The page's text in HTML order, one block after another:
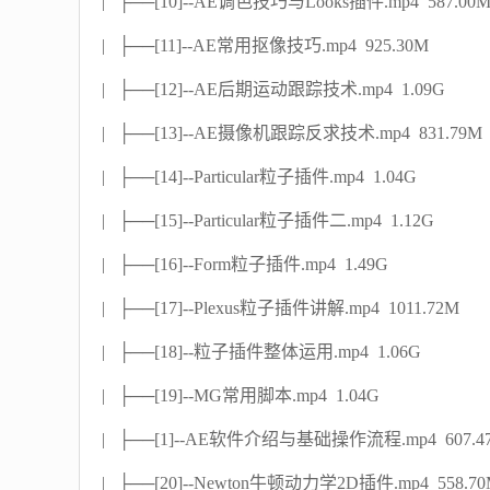
| ├──[11]--AE常用抠像技巧.mp4 925.30M
| ├──[12]--AE后期运动跟踪技术.mp4 1.09G
| ├──[13]--AE摄像机跟踪反求技术.mp4 831.79M
| ├──[14]--Particular粒子插件.mp4 1.04G
| ├──[15]--Particular粒子插件二.mp4 1.12G
| ├──[16]--Form粒子插件.mp4 1.49G
| ├──[17]--Plexus粒子插件讲解.mp4 1011.72M
| ├──[18]--粒子插件整体运用.mp4 1.06G
| ├──[19]--MG常用脚本.mp4 1.04G
| ├──[1]--AE软件介绍与基础操作流程.mp4
| ├──[20]--Newton牛顿动力学2D插件.mp4